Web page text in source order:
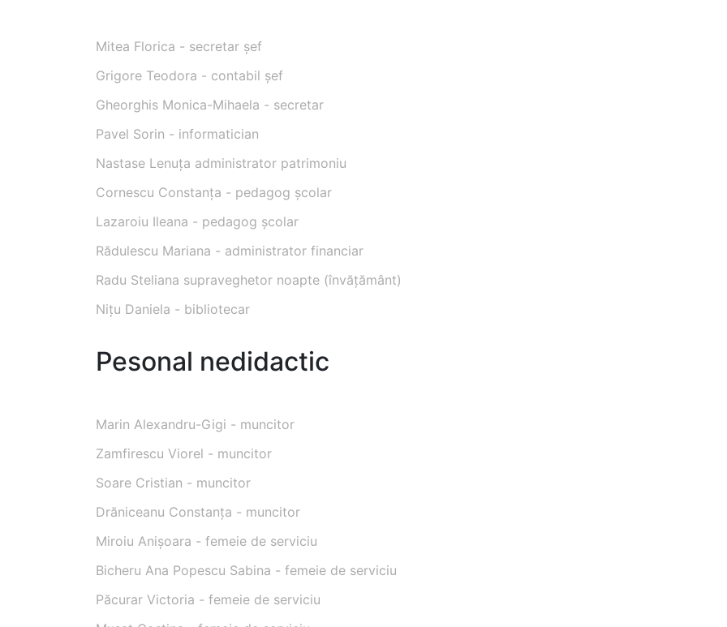
Mitea Florica - secretar șef
Grigore Teodora - contabil șef
Gheorghis Monica-Mihaela - secretar
Pavel Sorin - informatician
Nastase Lenuța administrator patrimoniu
Cornescu Constanța - pedagog școlar
Lazaroiu Ileana - pedagog școlar
Rădulescu Mariana - administrator financiar
Radu Steliana supraveghetor noapte (învățământ)
Nițu Daniela - bibliotecar
Pesonal nedidactic
Marin Alexandru-Gigi - muncitor
Zamfirescu Viorel - muncitor
Soare Cristian - muncitor
Drăniceanu Constanța - muncitor
Miroiu Anișoara - femeie de serviciu
Bicheru Ana Popescu Sabina - femeie de serviciu
Păcurar Victoria - femeie de serviciu